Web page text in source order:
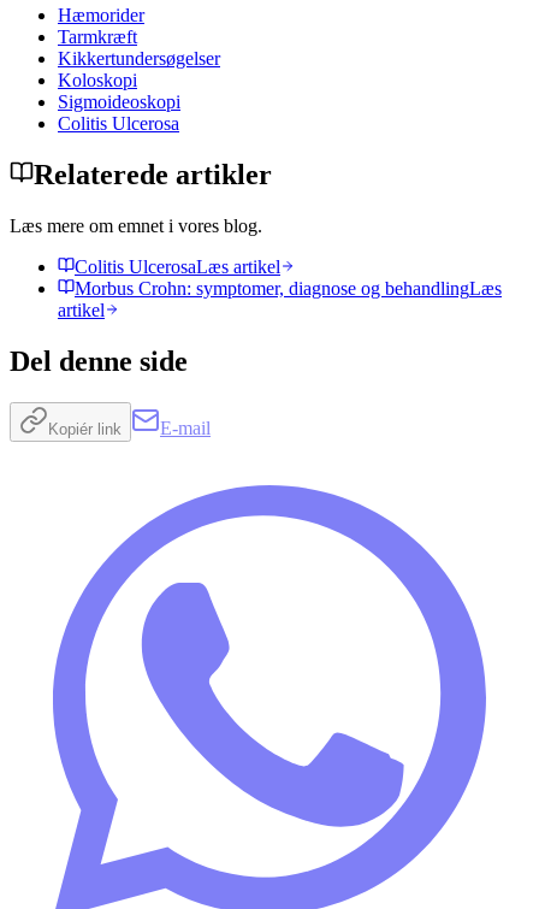
Hæmorider
Tarmkræft
Kikkertundersøgelser
Koloskopi
Sigmoideoskopi
Colitis Ulcerosa
Relaterede artikler
Læs mere om emnet i vores blog.
Colitis UlcerosaLæs artikel
Morbus Crohn: symptomer, diagnose og behandlingLæs
artikel
Del denne side
Kopiér link E-mail